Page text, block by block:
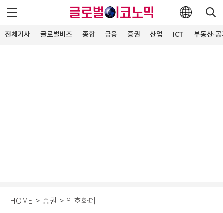
전체기사 글로벌비즈 종합 금융 증권 산업 ICT 부동산·
HOME > 증권 > 암호화폐